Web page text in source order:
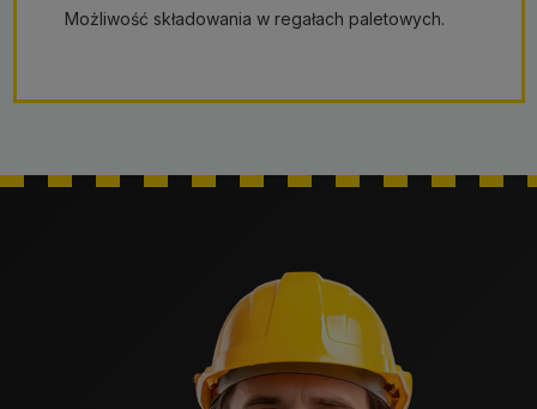
Możliwość składowania w regałach paletowych.